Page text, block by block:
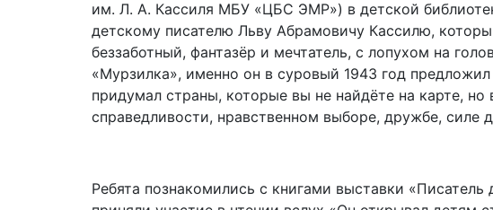
им. Л. А. Кассиля МБУ «ЦБС ЭМР») в детской
детскому писателю Льву Абрамовичу Кассилю,
беззаботный, фантазёр и мечтатель, с лопухом на
«Мурзилка», именно он в суровый 1943 год
придумал страны, которые вы не найдёте на карте,
справедливости, нравственном выборе, дружбе, силе
Ребята познакомились с книгами выставки